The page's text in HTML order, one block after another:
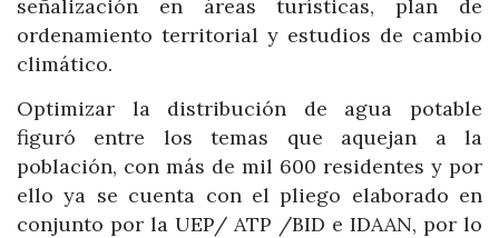
señalización en áreas turísticas, plan de
ordenamiento territorial y estudios de cambio
climático.
Optimizar la distribución de agua potable
figuró entre los temas que aquejan a la
población, con más de mil 600 residentes y por
ello ya se cuenta con el pliego elaborado en
conjunto por la UEP/ ATP /BID e IDAAN, por lo